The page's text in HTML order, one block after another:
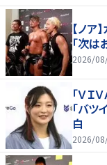
【ノア
「次
2026/
「ＶＩ
「バツ
白
2026/